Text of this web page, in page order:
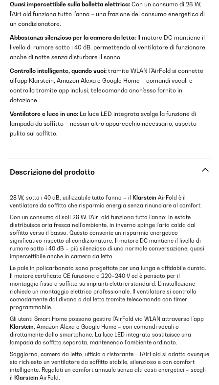
Quasi impercettibile sulla bolletta elettrica: Con un consumo di 28 W,
l'AirFold funziona tutto l'anno – una frazione del consumo energetico di
un condizionatore.
Abbastanza silenzioso per la camera da letto: Il motore DC mantiene il
livello di rumore sotto i 40 dB, permettendo al ventilatore di funzionare
anche di notte senza disturbare il sonno.
Controllo intelligente, quando vuoi: tramite WLAN l'AirFold si connette
all'app Klarstein, Amazon Alexa e Google Home – comandi vocali e
controllo tramite app inclusi, telecomando anch'esso fornito in
dotazione.
Ventilatore e luce in uno: La luce LED integrata svolge la funzione di
lampada da soffitto – nessun altro apparecchio necessario, aspetto
pulito sul soffitto.
Descrizione del prodotto
28 W, sotto i 40 dB, utilizzabile tutto l’anno – il Klarstein AirFold è il
ventilatore da soffitto che risparmia energia senza rinunciare al comfort.
Con un consumo di soli 28 W, l’AirFold funziona tutto l’anno: in estate
distribuisce aria fresca nell’ambiente, in inverno spinge l’aria calda dal
soffitto verso il basso. Questo consente un risparmio energetico
significativo rispetto al condizionatore. Il motore DC mantiene il livello di
rumore sotto i 40 dB – più silenzioso di una normale conversazione, quasi
impercettibile anche in camera da letto.
Le pale in policarbonato sono progettate per una lunga e affidabile durata.
Il motore certificato CE funziona a 220–240 V ed è pensato per il
montaggio fisso a soffitto su impianti elettrici standard. L’installazione
richiede un montaggio elettrico professionale. Il ventilatore si controlla
comodamente dal divano o dal letto tramite telecomando con timer
programmabile.
Gli utenti Smart Home possono gestire l’AirFold via WLAN attraverso l’app
Klarstein, Amazon Alexa o Google Home – con comandi vocali o
direttamente dallo smartphone. La luce LED integrata sostituisce una
lampada da soffitto separata, mantenendo l’ambiente ordinato.
Soggiorno, camera da letto, ufficio o ristorante – l’AirFold si adatta ovunque
sia richiesto un ventilatore da soffitto stabile, silenzioso e con comfort
intelligente. Regalati un comfort annuale senza alti costi energetici – scegli
il
Klarstein AirFold.